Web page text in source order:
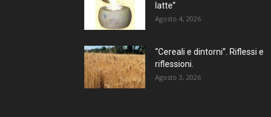
latte”
Agosto 4, 2026
“Cereali e dintorni”. Riflessi e
riflessioni.
Agosto 3, 2026